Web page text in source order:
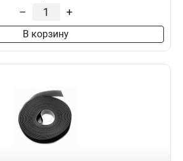
– +
В корзину